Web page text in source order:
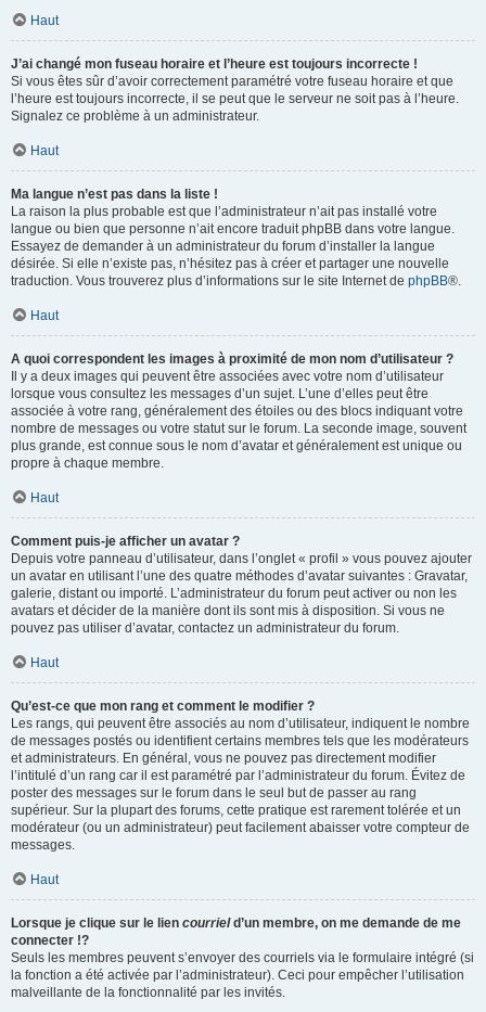
Haut
J’ai changé mon fuseau horaire et l’heure est toujours incorrecte !
Si vous êtes sûr d’avoir correctement paramétré votre fuseau horaire et que
l’heure est toujours incorrecte, il se peut que le serveur ne soit pas à l’heure.
Signalez ce problème à un administrateur.
Haut
Ma langue n’est pas dans la liste !
La raison la plus probable est que l’administrateur n’ait pas installé votre
langue ou bien que personne n’ait encore traduit phpBB dans votre langue.
Essayez de demander à un administrateur du forum d’installer la langue
désirée. Si elle n’existe pas, n’hésitez pas à créer et partager une nouvelle
traduction. Vous trouverez plus d’informations sur le site Internet de phpBB®.
Haut
A quoi correspondent les images à proximité de mon nom d’utilisateur ?
Il y a deux images qui peuvent être associées avec votre nom d’utilisateur
lorsque vous consultez les messages d’un sujet. L’une d’elles peut être
associée à votre rang, généralement des étoiles ou des blocs indiquant votre
nombre de messages ou votre statut sur le forum. La seconde image, souvent
plus grande, est connue sous le nom d’avatar et généralement est unique ou
propre à chaque membre.
Haut
Comment puis-je afficher un avatar ?
Depuis votre panneau d’utilisateur, dans l’onglet « profil » vous pouvez ajouter
un avatar en utilisant l’une des quatre méthodes d’avatar suivantes : Gravatar,
galerie, distant ou importé. L’administrateur du forum peut activer ou non les
avatars et décider de la manière dont ils sont mis à disposition. Si vous ne
pouvez pas utiliser d’avatar, contactez un administrateur du forum.
Haut
Qu’est-ce que mon rang et comment le modifier ?
Les rangs, qui peuvent être associés au nom d’utilisateur, indiquent le nombre
de messages postés ou identifient certains membres tels que les modérateurs
et administrateurs. En général, vous ne pouvez pas directement modifier
l’intitulé d’un rang car il est paramétré par l’administrateur du forum. Évitez de
poster des messages sur le forum dans le seul but de passer au rang
supérieur. Sur la plupart des forums, cette pratique est rarement tolérée et un
modérateur (ou un administrateur) peut facilement abaisser votre compteur de
messages.
Haut
Lorsque je clique sur le lien courrield’un membre, on me demande de me
connecter !?
Seuls les membres peuvent s’envoyer des courriels via le formulaire intégré (si
la fonction a été activée par l’administrateur). Ceci pour empêcher l’utilisation
malveillante de la fonctionnalité par les invités.